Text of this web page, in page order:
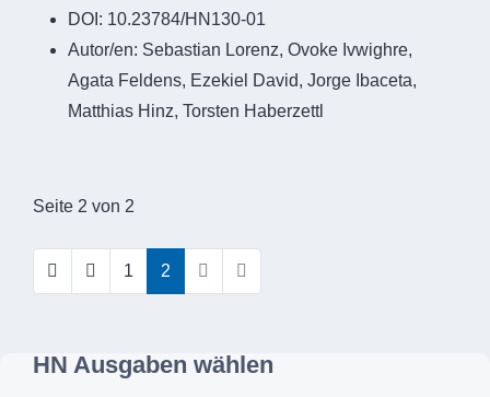
HN Ausgaben wählen
DOI: 10.23784/HN130-01
Autor/en: Sebastian Lorenz, Ovoke Ivwighre,
Agata Feldens, Ezekiel David, Jorge Ibaceta,
Matthias Hinz, Torsten Haberzettl
Seite 2 von 2
1 2